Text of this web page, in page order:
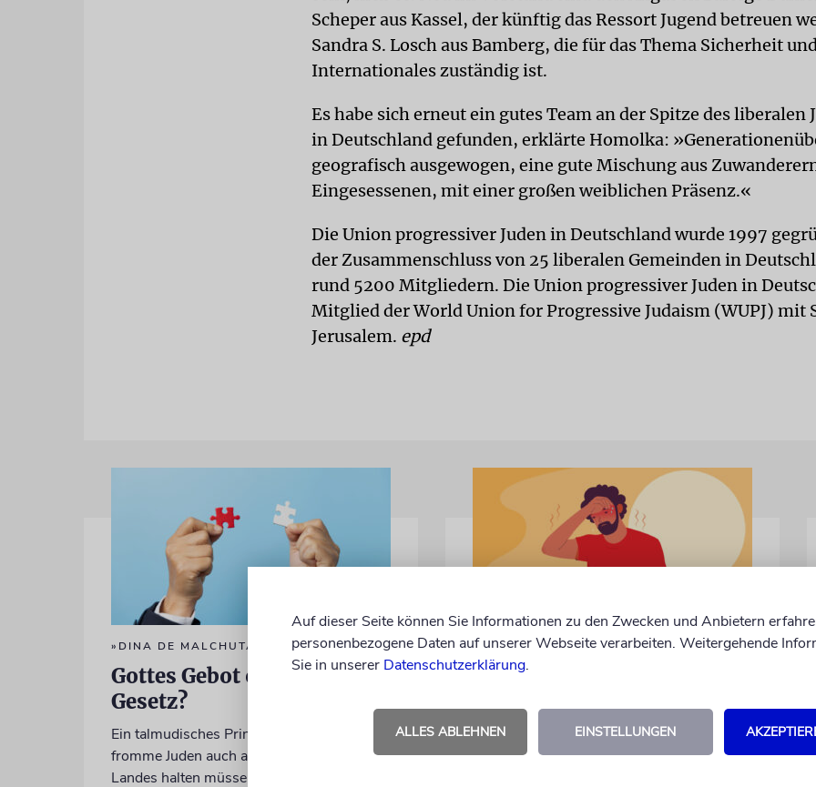
Scheper aus Kassel, der künftig das Ressort Jugend betreuen
Sandra S. Losch aus Bamberg, die für das Thema Sicherheit
Internationales zuständig ist.
Es habe sich erneut ein gutes Team an der Spitze des liberalen
in Deutschland gefunden, erklärte Homolka:
geografisch ausgewogen, eine gute Mischung aus
Eingesessenen, mit einer großen weiblichen Präsenz.«
Die Union progressiver Juden in Deutschland wurde 1997
der Zusammenschluss von 25 liberalen Gemeinden in
rund 5200 Mitgliedern. Die Union progressiver Juden in
Mitglied der World Union for Progressive Judaism (WUPJ) mit
Jerusalem. epd
»DINA DE MALCHUTA DINA«
Gottes Gebot oder Staates
Gesetz?
Ein talmudisches Prinzip besagt, dass sich
fromme Juden auch an das Gesetz ihres
Landes halten müssen. Doch was
TALMUDISCHES
Durst
Was unsere Weisen über die
lebensspendende Kraft des Wassers lehren
Auf dieser Seite können Sie Informationen zu den Zwecken und Anbietern
personenbezogene Daten auf unserer Webseite verarbeiten. Weitergehende
Sie in unserer Datenschutzerklärung.
ALLES ABLEHNEN EINSTELLUNGEN